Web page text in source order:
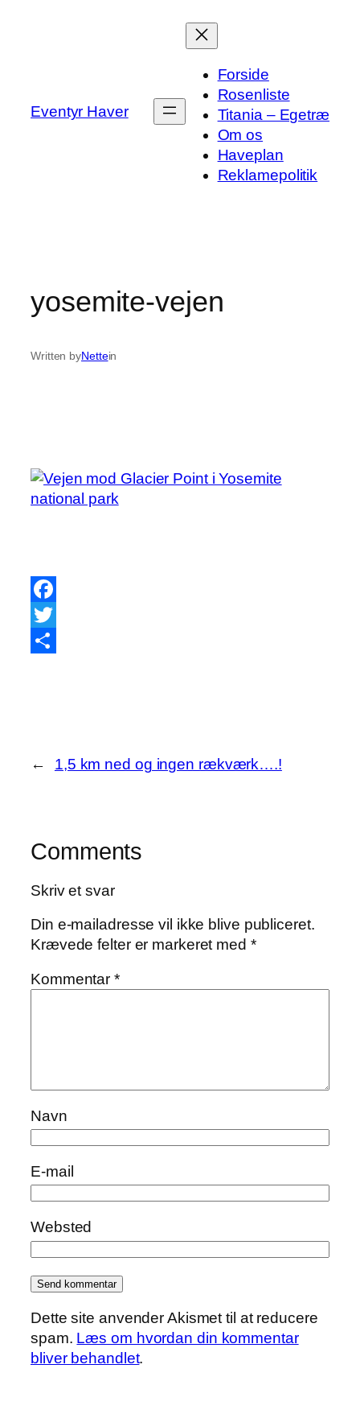
Eventyr Haver
Forside
Rosenliste
Titania – Egetræ
Om os
Haveplan
Reklamepolitik
yosemite-vejen
Written byNettein
Facebook
Twitter
← 1,5 km ned og ingen rækværk….!
Comments
Skriv et svar
Din e-mailadresse vil ikke blive publiceret.
Krævede felter er markeret med *
Kommentar*
Navn
E-mail
Websted
Dette site anvender Akismet til at reducere
spam. Læs om hvordan din kommentar
bliver behandlet.